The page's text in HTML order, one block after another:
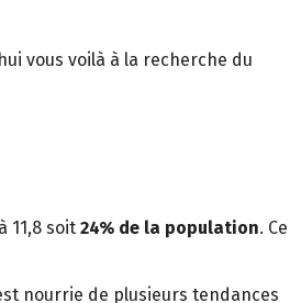
vous voilà à la recherche du
11,8 soit 24% de la population. Ce
nourrie de plusieurs tendances